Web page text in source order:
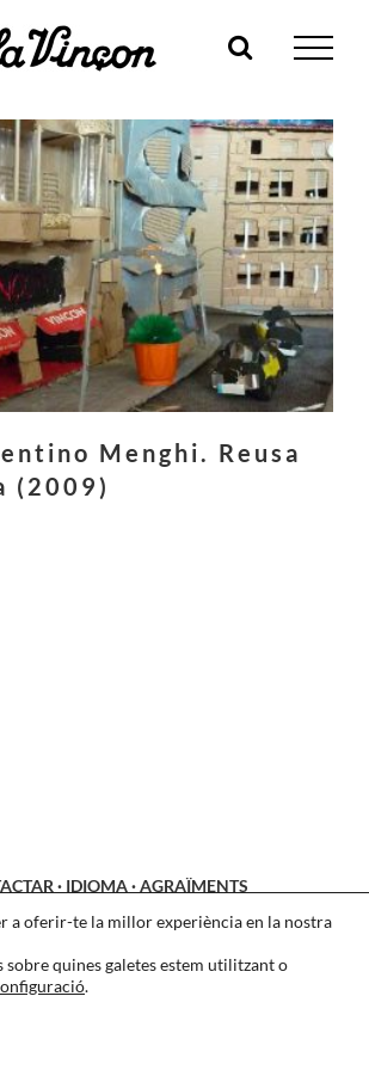
Menghi. Reusa
(2009)
· IDIOMA·AGRAÏMENTS
·COOKIES·PRIVACITAT
a oferir-te la millor experiència en la nostra
sobre quines galetes estem utilitzant o
.